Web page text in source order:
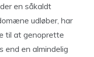
en såkaldt
udløber, har
til at genoprette
end en almindelig